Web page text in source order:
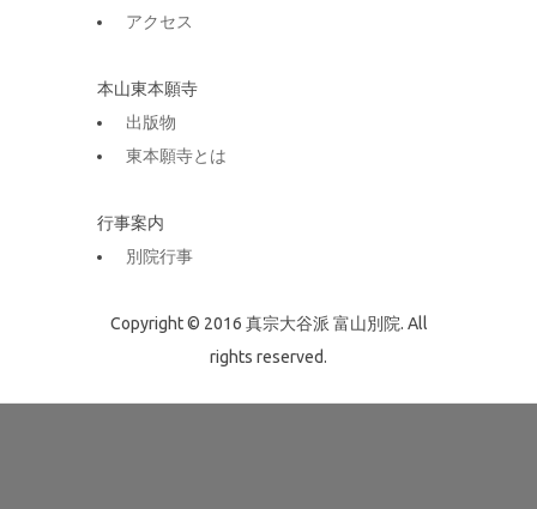
アクセス
本山東本願寺
出版物
東本願寺とは
行事案内
別院行事
Copyright © 2016 真宗大谷派 富山別院. All
rights reserved.